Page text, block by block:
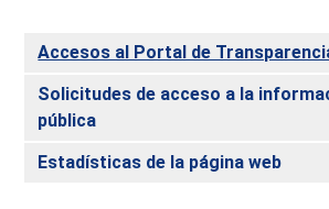
Accesos al Portal de
Solicitudes de acceso a la
pública
Estadísticas de la página web